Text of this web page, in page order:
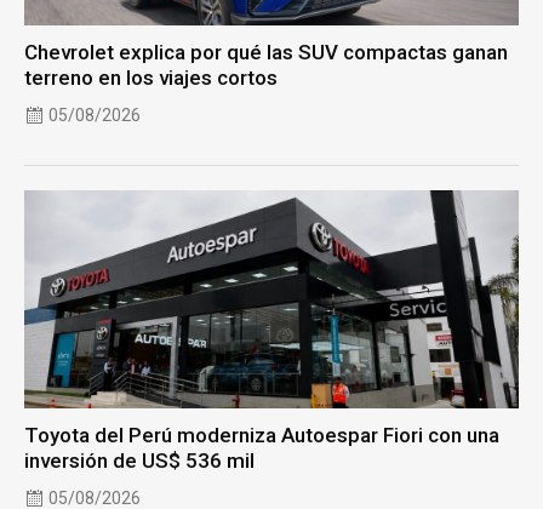
Chevrolet explica por qué las SUV compactas ganan
terreno en los viajes cortos
05/08/2026
Toyota del Perú moderniza Autoespar Fiori con una
inversión de US$ 536 mil
05/08/2026